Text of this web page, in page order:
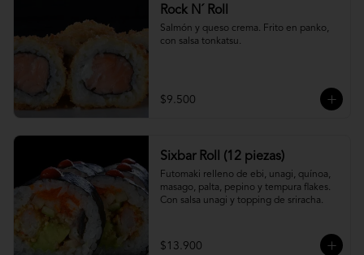
Rock N´ Roll
Salmón y queso crema. Frito en panko,
con salsa tonkatsu.
$9.500
Sixbar Roll (12 piezas)
Futomaki relleno de ebi, unagi, quínoa,
masago, palta, pepino y tempura flakes.
Con salsa unagi y topping de sriracha.
$13.900